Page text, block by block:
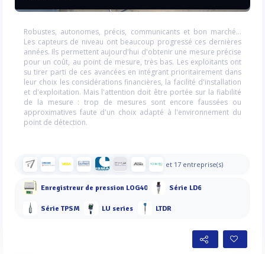
Robustes, autonomes, précis, communicants et bon marché...
Les capteurs de niveau ont beaucoup progressé ces dernières
années. Ils permettent aujourd'hui d'obtenir une mesure précise
pour un coût, au point de mesure, très bas. Les exploitants ont
su tirer parti de ces avancées en intégrant prioritairement dans
leur choix les considérations financières, la facilité d'installation
et d'exploitation. Mais l'attention doit être portée sur la fiabilité
de la mesure : trop de mesures sont encore faussées ou
approximatives faute d'un choix adapté à l'environnement du
point de détection.
et 17 entreprise(s)
Enregistreur de pression LOG40 Série LD6
Série TPSM LU series LTDR